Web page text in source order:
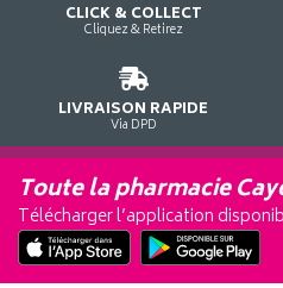
CLICK & COLLECT
Cliquez & Retirez
LIVRAISON RAPIDE
Via DPD
Toute la pharmacie
Télécharger l’application